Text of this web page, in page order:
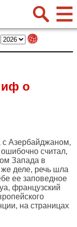
о
с Азербайджаном,
считал,
Запада в
деле, речь шла
ее заповедное
французский
на страницах